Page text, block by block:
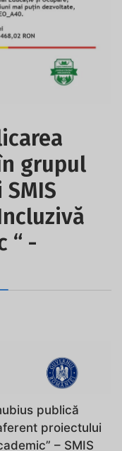
grupul
“ -
publică
proiectului
– SMIS